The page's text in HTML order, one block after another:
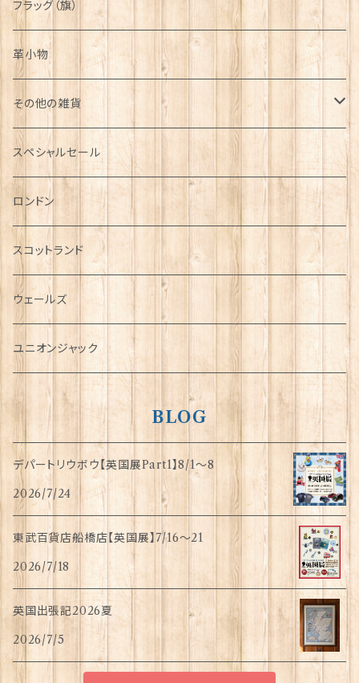
フラッグ（旗）
革小物
その他の雑貨
ミニカー
チャーム
犬グッズ
傘
指貫(シンブル)
スペシャルセール
ロンドン
スコットランド
ウェールズ
ユニオンジャック
BLOG
デパートリウボウ【英国展Part1】8/1〜8
2026/7/24
東武百貨店船橋店【英国展】7/16～21
2026/7/18
英国出張記2026夏
2026/7/5